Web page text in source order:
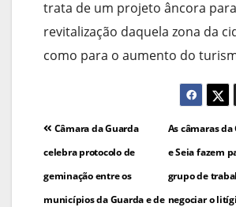
trata de um projeto âncora
revitalização daquela zona da
como para o aumento do
Navegação
de
artigos
As câmaras
e Seia fazem
grupo de
negociar o
Câmara da Guarda
celebra protocolo de
geminação entre os
municípios da Guarda e de